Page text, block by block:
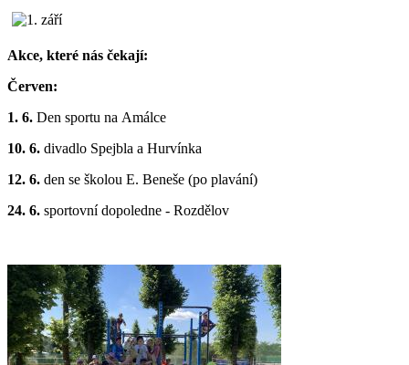
Akce, které nás čekají:
Červen:
1. 6. Den sportu na Amálce
10. 6. divadlo Spejbla a Hurvínka
12. 6. den se školou E. Beneše (po plavání)
24. 6. sportovní dopoledne - Rozdělov